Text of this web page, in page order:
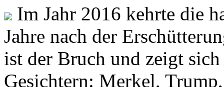
Im Jahr 2016 kehrte die
Jahre nach der
ist der Bruch und zeigt
Gesichtern: Merkel,